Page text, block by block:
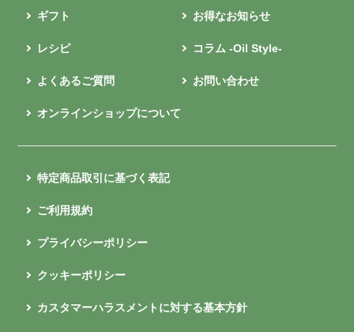
ギフト お得なお知らせ
レシピ コラム -Oil Style-
よくあるご質問 お問い合わせ
オンラインショップについて
特定商品取引に基づく表記
ご利用規約
プライバシーポリシー
クッキーポリシー
カスタマーハラスメントに対する基本方針